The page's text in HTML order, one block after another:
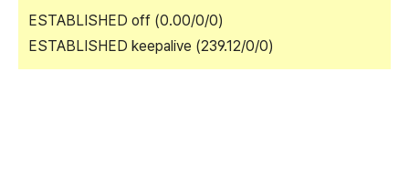
ESTABLISHED off (0.00/0/0)
ESTABLISHED keepalive (239.12/0/0)